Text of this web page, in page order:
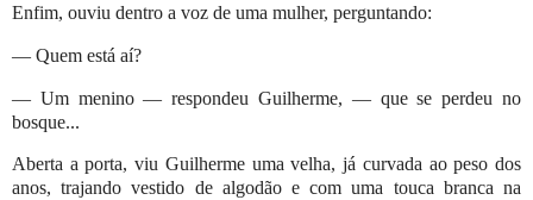
Enfim, ouviu dentro a voz de uma mulher, perguntando:
— Quem está aí?
— Um menino — respondeu Guilherme, — que se perdeu no
bosque...
Aberta a porta, viu Guilherme uma velha, já curvada ao peso dos
anos, trajando vestido de algodão e com uma touca branca na